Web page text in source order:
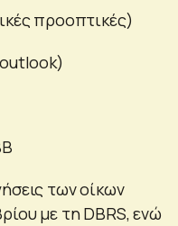
προοπτικές)
των οίκων
με τη DBRS, ενώ